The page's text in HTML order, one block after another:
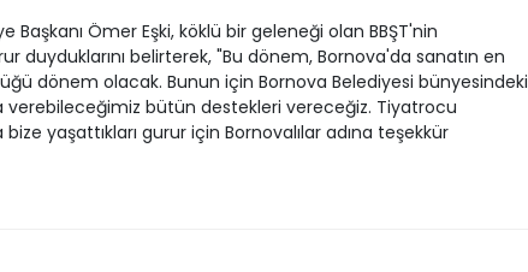
Başkanı Ömer Eşki, köklü bir geleneği olan BBŞT'nin
duyduklarını belirterek, "Bu dönem, Bornova'da sanatın en
dönem olacak. Bunun için Bornova Belediyesi bünyesindeki
verebileceğimiz bütün destekleri vereceğiz. Tiyatrocu
bize yaşattıkları gurur için Bornovalılar adına teşekkür